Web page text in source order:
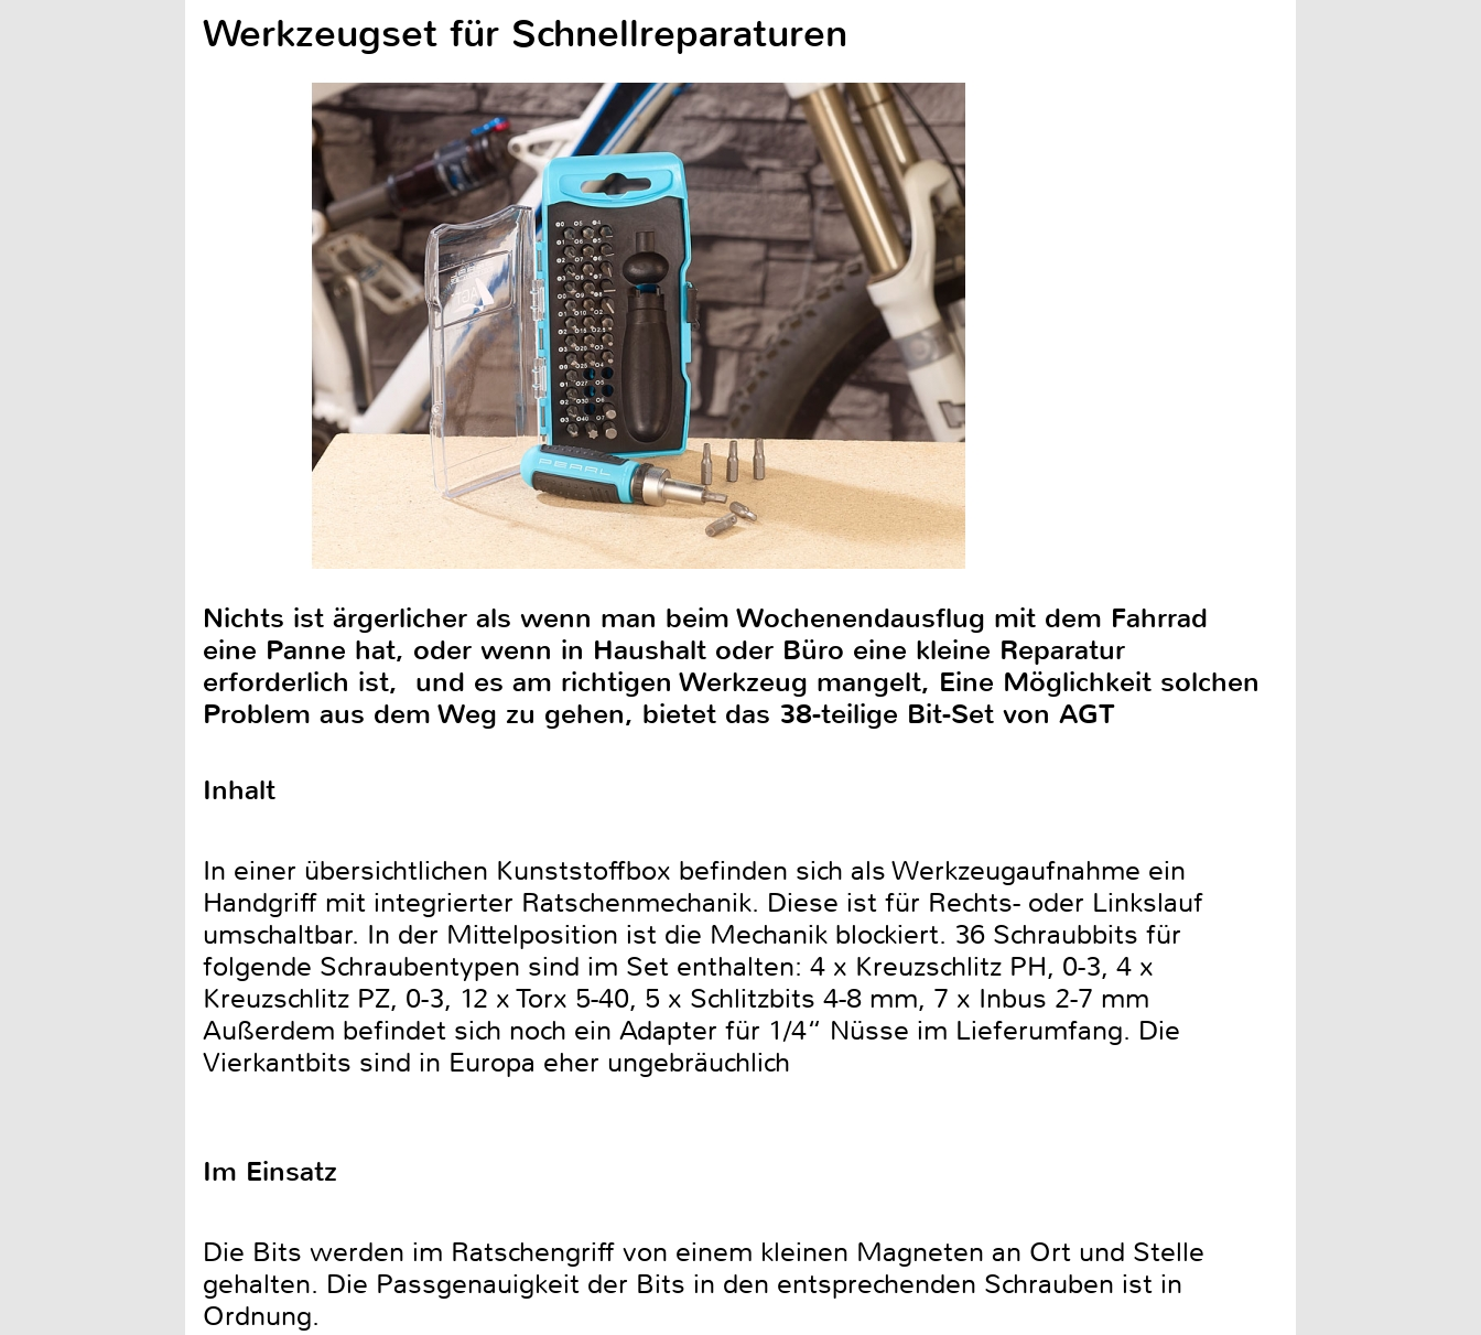
Werkzeugset für Schnellreparaturen
Nichts ist ärgerlicher als wenn man beim Wochenendausflug mit dem Fahrrad
eine Panne hat, oder wenn in Haushalt oder Büro eine kleine Reparatur
erforderlich ist, und es am richtigen Werkzeug mangelt, Eine Möglichkeit solchen
Problem aus dem Weg zu gehen, bietet das 38-teilige Bit-Set von AGT
Inhalt
In einer übersichtlichen Kunststoffbox befinden sich als Werkzeugaufnahme ein
Handgriff mit integrierter Ratschenmechanik. Diese ist für Rechts- oder Linkslauf
umschaltbar. In der Mittelposition ist die Mechanik blockiert. 36 Schraubbits für
folgende Schraubentypen sind im Set enthalten: 4 x Kreuzschlitz PH, 0-3, 4 x
Kreuzschlitz PZ, 0-3, 12 x Torx 5-40, 5 x Schlitzbits 4-8 mm, 7 x Inbus 2-7 mm
Außerdem befindet sich noch ein Adapter für 1/4“ Nüsse im Lieferumfang. Die
Vierkantbits sind in Europa eher ungebräuchlich
Im Einsatz
Die Bits werden im Ratschengriff von einem kleinen Magneten an Ort und Stelle
gehalten. Die Passgenauigkeit der Bits in den entsprechenden Schrauben ist in
Ordnung.